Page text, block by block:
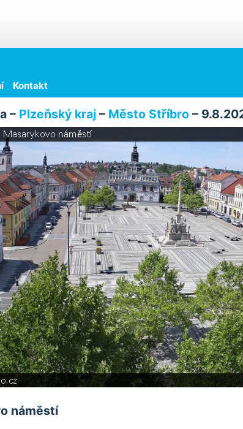
Kontakt
– Plzeňský kraj– Město Stříbro–
náměstí